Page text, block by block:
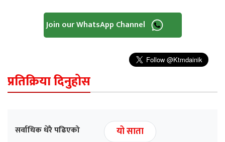
Join our WhatsApp Channel
प्रतिक्रिया दिनुहोस
सर्वाधिक धेरै पढिएको
यो साता